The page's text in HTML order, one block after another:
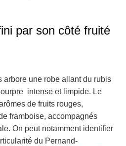
par son côté fruité
arbore une robe allant du rubis
intense et limpide. Le
de fruits rouges,
framboise, accompagnés
On peut notamment identifier
du Pernand-